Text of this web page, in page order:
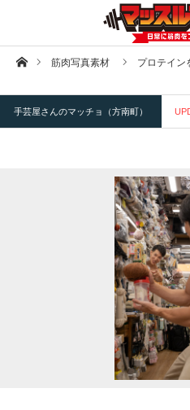
ホーム筋肉写真素材 プロテイン
手芸屋さんのマッチョ（方南町）